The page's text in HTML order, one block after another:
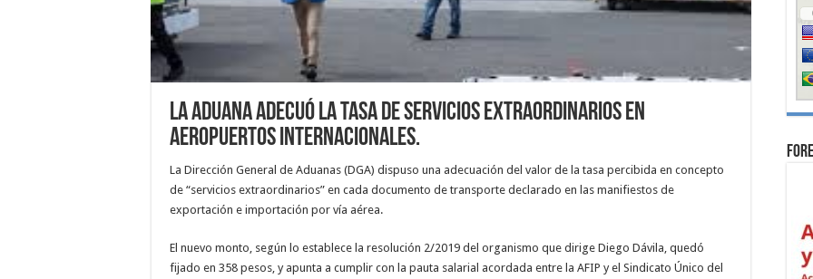
La Aduana adecuó la tasa de servicios extraordinarios en
aeropuertos internacionales.
La Dirección General de Aduanas (DGA) dispuso una adecuación del valor de la tasa percibida en concepto
de “servicios extraordinarios” en cada documento de transporte declarado en las manifiestos de
exportación e importación por vía aérea.
El nuevo monto, según lo establece la resolución 2/2019 del organismo que dirige Diego Dávila, quedó
fijado en 358 pesos, y apunta a cumplir con la pauta salarial acordada entre la AFIP y el Sindicato Único del